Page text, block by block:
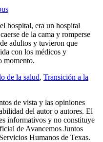
hospital, era un hospital
de la cama y romperse
adultos y tuvieron que
con los médicos y
momento.
de la salud, Transición a la
de vista y las opiniones
del autor o autores. El
informativos y no constituye
de Avancemos Juntos
Humanos de Texas.